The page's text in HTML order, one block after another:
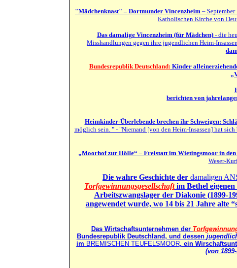
"Mädchenknast" – Dortmunder Vincenzheim –
Katholischen Kirche von
Das damalige Vincenzheim (für Mädchen)- die
Misshandlungen gegen ihre jugendlichen Heim-
Bundesrepublik Deutschland: Kinder
berichten von
Heimkinder-Überlebende brechen ihr Schweigen:
möglich sein. " - "Niemand [von den Heim-Insassen] hat
„Moorhof zur Hölle“ – Freistatt im Wietingsmoor in
Weser-
Die wahre Geschichte der damaligen
Torfgewinnungsgesellschaftim Bethel
Arbeitszwangslager der Diakonie (1899-
angewendet wurde, wo 14 bis 21 Jahre alte
Das Wirtschaftsunternehmen der
Bundesrepublik Deutschland, und dessen
im BREMISCHEN TEUFELSMOOR, ein
(von